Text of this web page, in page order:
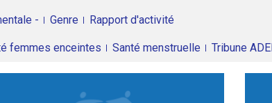
- Genre Rapport d'activité
femmes enceintes Santé menstruelle Tribune